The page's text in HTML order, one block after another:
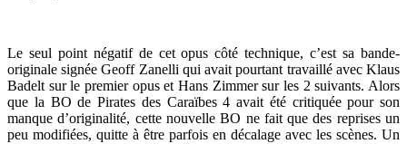
Le seul point négatif de cet opus côté technique, c’est sa bande-
originale signée Geoff Zanelli qui avait pourtant travaillé avec Klaus
Badelt sur le premier opus et Hans Zimmer sur les 2 suivants. Alors
que la BO de Pirates des Caraïbes 4 avait été critiquée pour son
manque d’originalité, cette nouvelle BO ne fait que des reprises un
peu modifiées, quitte à être parfois en décalage avec les scènes. Un